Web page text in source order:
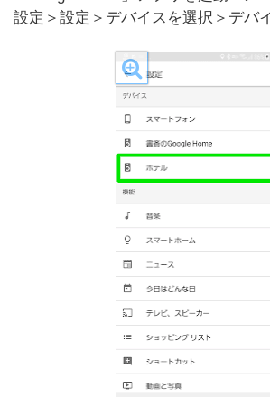
設定＞設定＞デバイスを選択＞デバ